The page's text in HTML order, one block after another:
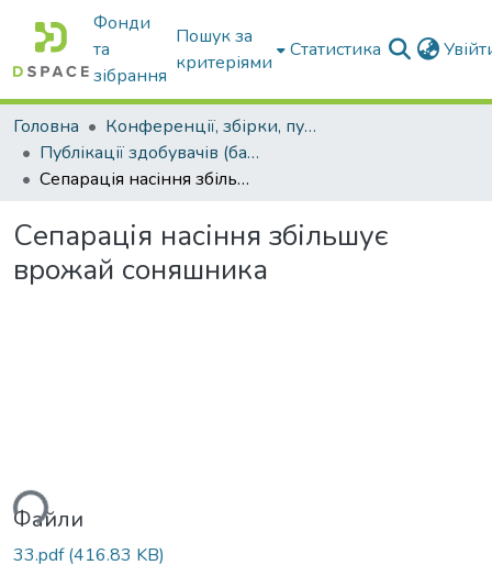
Фонди
та
зібрання
Пошук за
критеріями
Статистика
Головна
Конференції, збірки, публікації молодих вчених і здобувачів : магістрів, бакалаврів, аспірантів.
Публікації здобувачів (бакалаврів. магістрів, аспірантів)
Сепарація насіння збільшує врожай соняшника
Сепарація насіння збільшує
врожай соняшника
Файли
33.pdf(416.83 KB)